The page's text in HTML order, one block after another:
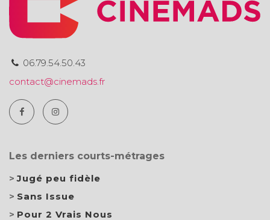
06.79.54.50.43
contact@cinemads.fr
Les derniers courts-métrages
Jugé peu fidèle
Sans Issue
Pour 2 Vrais Nous